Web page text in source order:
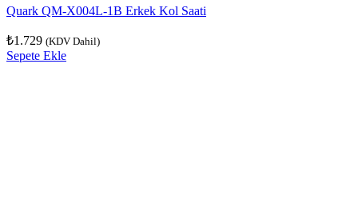
Quark QM-X004L-1B Erkek Kol Saati
₺1.729 (KDV Dahil)
Sepete Ekle